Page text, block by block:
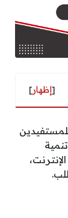
[إظهار]